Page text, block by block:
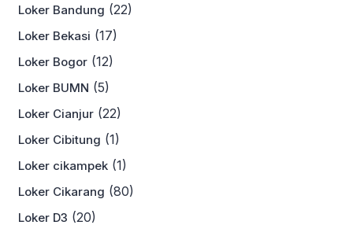
Loker Bandung (22)
Loker Bekasi (17)
Loker Bogor (12)
Loker BUMN (5)
Loker Cianjur (22)
Loker Cibitung (1)
Loker cikampek (1)
Loker Cikarang (80)
Loker D3 (20)